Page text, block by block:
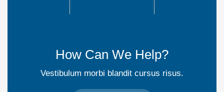
How Can We Help?
Vestibulum morbi blandit cursus risus.